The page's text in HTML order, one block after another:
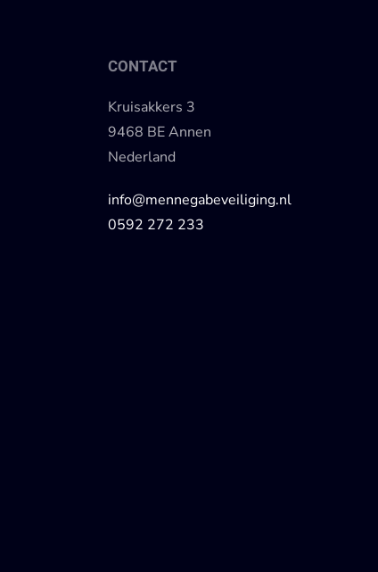
CONTACT
Kruisakkers 3
9468 BE Annen
Nederland
info@mennegabeveiliging.nl
0592 272 233